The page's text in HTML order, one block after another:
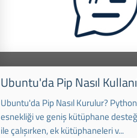
Ubuntu'da Pip Nasıl
Ubuntu'da Pip Nasıl Kurulur?
esnekliği ve geniş kütüphane
ile çalışırken, ek kütüphaneleri v...